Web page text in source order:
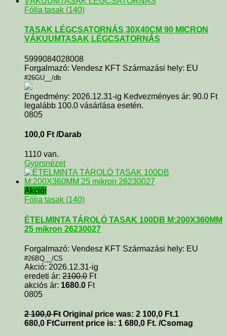
Fólia tasak (140)
TASAK LÉGCSATORNÁS 30X40CM 90 MICRON
VÁKUUMTASAK LÉGCSATORNÁS
5999084028008
Forgalmazó: Vendesz KFT Származási hely: EU
#26GU__/db
Engedmény: 2026.12.31-ig Kedvezményes ár: 90.0 Ft
legalább 100.0 vásárlása esetén.
0805
100,0 Ft /Darab
1110 van.
Gyorsnézet
Akció!
Fólia tasak (140)
ÉTELMINTA TÁROLÓ TASAK 100DB M:200X360MM
25 mikron 26230027
Forgalmazó: Vendesz KFT Származási hely: EU
#26BQ__/CS
Akció: 2026.12.31-ig
eredeti ár: 2100.0 Ft
akciós ár: 1680.0 Ft
0805
2 100,0Ft Original price was: 2 100,0 Ft.1
680,0 FtCurrent price is: 1 680,0 Ft. /Csomag